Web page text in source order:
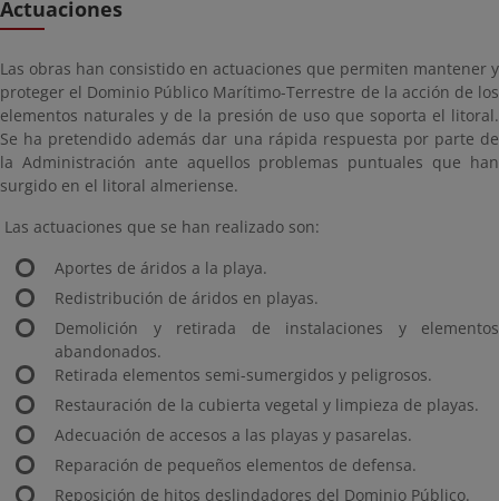
Actuaciones
Las obras han consistido en actuaciones que permiten mantener y
proteger el Dominio Público Marítimo-Terrestre de la acción de los
elementos naturales y de la presión de uso que soporta el litoral.
Se ha pretendido además dar una rápida respuesta por parte de
la Administración ante aquellos problemas puntuales que han
surgido en el litoral almeriense.
Las actuaciones que se han realizado son:
Aportes de áridos a la playa.
Redistribución de áridos en playas.
Demolición y retirada de instalaciones y elementos
abandonados.
Retirada elementos semi-sumergidos y peligrosos.
Restauración de la cubierta vegetal y limpieza de playas.
Adecuación de accesos a las playas y pasarelas.
Reparación de pequeños elementos de defensa.
Reposición de hitos deslindadores del Dominio Público.